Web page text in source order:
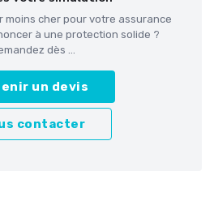
moins cher pour votre assurance
à une protection solide ?
dès ...
un devis
contacter